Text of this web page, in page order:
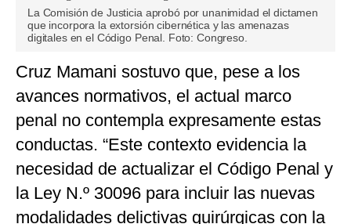
La Comisión de Justicia aprobó por unanimidad el dictamen
que incorpora la extorsión cibernética y las amenazas
digitales en el Código Penal. Foto: Congreso.
Cruz Mamani sostuvo que, pese a los
avances normativos, el actual marco
penal no contempla expresamente estas
conductas. “Este contexto evidencia la
necesidad de actualizar el Código Penal y
la Ley N.º 30096 para incluir las nuevas
modalidades delictivas quirúrgicas con la